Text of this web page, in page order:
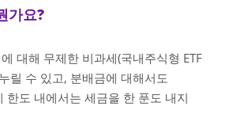
가요?
대해 무제한 비과세(국내주식형 ETF
릴 수 있고, 분배금에 대해서도
한도 내에서는 세금을 한 푼도 내지